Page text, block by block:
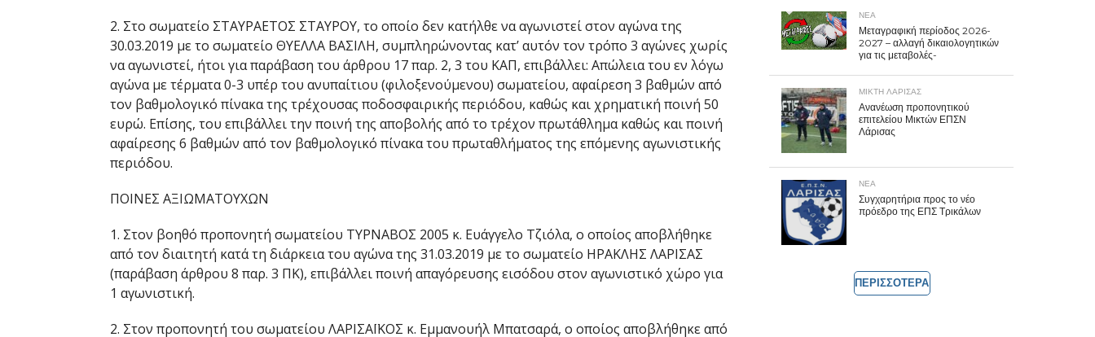
2. Στο σωματείο ΣΤΑΥΡΑΕΤΟΣ ΣΤΑΥΡΟΥ, το οποίο δεν κατήλθε να αγωνιστεί στον αγώνα της
30.03.2019 με το σωματείο ΘΥΕΛΛΑ ΒΑΣΙΛΗ, συμπληρώνοντας κατ’ αυτόν τον τρόπο 3 αγώνες χωρίς
να αγωνιστεί, ήτοι για παράβαση του άρθρου 17 παρ. 2, 3 του ΚΑΠ, επιβάλλει: Απώλεια του εν λόγω
αγώνα με τέρματα 0-3 υπέρ του ανυπαίτιου (φιλοξενούμενου) σωματείου, αφαίρεση 3 βαθμών από
τον βαθμολογικό πίνακα της τρέχουσας ποδοσφαιρικής περιόδου, καθώς και χρηματική ποινή 50
ευρώ. Επίσης, του επιβάλλει την ποινή της αποβολής από το τρέχον πρωτάθλημα καθώς και ποινή
αφαίρεσης 6 βαθμών από τον βαθμολογικό πίνακα του πρωταθλήματος της επόμενης αγωνιστικής
περιόδου.
ΠΟΙΝΕΣ ΑΞΙΩΜΑΤΟΥΧΩΝ
1. Στον βοηθό προπονητή σωματείου ΤΥΡΝΑΒΟΣ 2005 κ. Ευάγγελο Τζιόλα, ο οποίος αποβλήθηκε
από τον διαιτητή κατά τη διάρκεια του αγώνα της 31.03.2019 με το σωματείο ΗΡΑΚΛΗΣ ΛΑΡΙΣΑΣ
(παράβαση άρθρου 8 παρ. 3 ΠΚ), επιβάλλει ποινή απαγόρευσης εισόδου στον αγωνιστικό χώρο για
1 αγωνιστική.
2. Στον προπονητή του σωματείου ΛΑΡΙΣΑΪΚΟΣ κ. Εμμανουήλ Μπατσαρά, ο οποίος αποβλήθηκε από
ΝΕΑ
Μεταγραφική περίοδος 2026-
2027 – αλλαγή δικαιολογητικών
για τις μεταβολές-
ΜΙΚΤΗ ΛΑΡΙΣΑΣ
Ανανέωση προπονητικού
επιτελείου Μικτών ΕΠΣΝ
Λάρισας
ΝΕΑ
Συγχαρητήρια προς το νέο
πρόεδρο της ΕΠΣ Τρικάλων
ΠΕΡΙΣΣΟΤΕΡΑ